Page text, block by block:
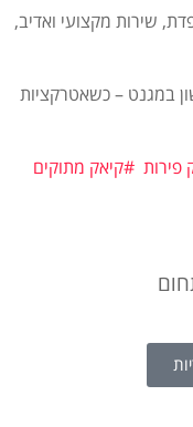
שירות מקצועי ואדיב,
במגנט – כשאטרקציות
פירות #קיאק מתוקים